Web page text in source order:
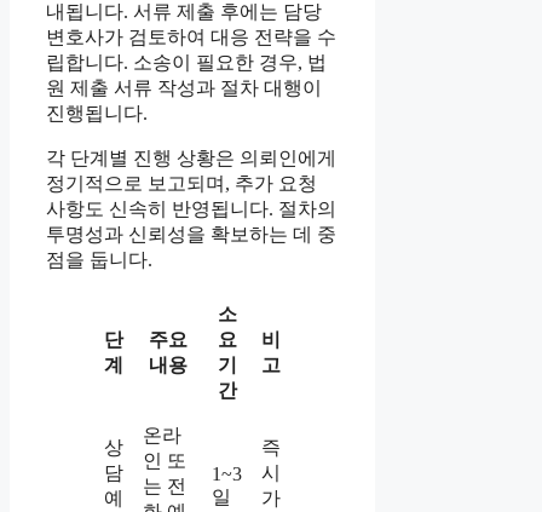
내됩니다. 서류 제출 후에는 담당
변호사가 검토하여 대응 전략을 수
립합니다. 소송이 필요한 경우, 법
원 제출 서류 작성과 절차 대행이
진행됩니다.
각 단계별 진행 상황은 의뢰인에게
정기적으로 보고되며, 추가 요청
사항도 신속히 반영됩니다. 절차의
투명성과 신뢰성을 확보하는 데 중
점을 둡니다.
단
계
주요
내용
소
요
기
간
비
고
상
담
예
온라
인 또
는 전
1~3
일
즉
시
가